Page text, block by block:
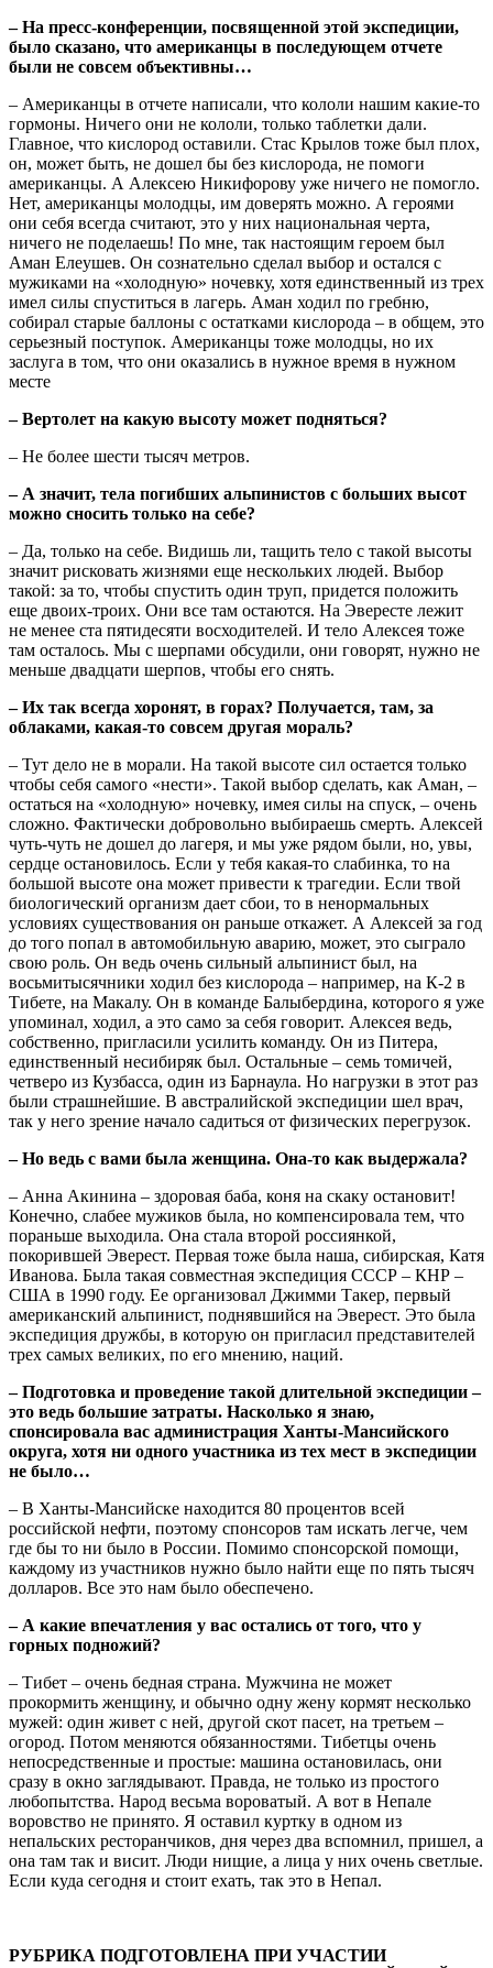
– На пресс-конференции, посвященной этой экспедиции,
было сказано, что американцы в последующем отчете
были не совсем объективны…
– Американцы в отчете написали, что кололи нашим какие-то
гормоны. Ничего они не кололи, только таблетки дали.
Главное, что кислород оставили. Стас Крылов тоже был плох,
он, может быть, не дошел бы без кислорода, не помоги
американцы. А Алексею Никифорову уже ничего не помогло.
Нет, американцы молодцы, им доверять можно. А героями
они себя всегда считают, это у них национальная черта,
ничего не поделаешь! По мне, так настоящим героем был
Аман Елеушев. Он сознательно сделал выбор и остался с
мужиками на «холодную» ночевку, хотя единственный из трех
имел силы спуститься в лагерь. Аман ходил по гребню,
собирал старые баллоны с остатками кислорода – в общем, это
серьезный поступок. Американцы тоже молодцы, но их
заслуга в том, что они оказались в нужное время в нужном
месте
– Вертолет на какую высоту может подняться?
– Не более шести тысяч метров.
– А значит, тела погибших альпинистов с больших высот
можно сносить только на себе?
– Да, только на себе. Видишь ли, тащить тело с такой высоты
значит рисковать жизнями еще нескольких людей. Выбор
такой: за то, чтобы спустить один труп, придется положить
еще двоих-троих. Они все там остаются. На Эвересте лежит
не менее ста пятидесяти восходителей. И тело Алексея тоже
там осталось. Мы с шерпами обсудили, они говорят, нужно не
меньше двадцати шерпов, чтобы его снять.
– Их так всегда хоронят, в горах? Получается, там, за
облаками, какая-то совсем другая мораль?
– Тут дело не в морали. На такой высоте сил остается только
чтобы себя самого «нести». Такой выбор сделать, как Аман, –
остаться на «холодную» ночевку, имея силы на спуск, – очень
сложно. Фактически добровольно выбираешь смерть. Алексей
чуть-чуть не дошел до лагеря, и мы уже рядом были, но, увы,
сердце остановилось. Если у тебя какая-то слабинка, то на
большой высоте она может привести к трагедии. Если твой
биологический организм дает сбои, то в ненормальных
условиях существования он раньше откажет. А Алексей за год
до того попал в автомобильную аварию, может, это сыграло
свою роль. Он ведь очень сильный альпинист был, на
восьмитысячники ходил без кислорода – например, на К-2 в
Тибете, на Макалу. Он в команде Балыбердина, которого я уже
упоминал, ходил, а это само за себя говорит. Алексея ведь,
собственно, пригласили усилить команду. Он из Питера,
единственный несибиряк был. Остальные – семь томичей,
четверо из Кузбасса, один из Барнаула. Но нагрузки в этот раз
были страшнейшие. В австралийской экспедиции шел врач,
так у него зрение начало садиться от физических перегрузок.
– Но ведь с вами была женщина. Она-то как выдержала?
– Анна Акинина – здоровая баба, коня на скаку остановит!
Конечно, слабее мужиков была, но компенсировала тем, что
пораньше выходила. Она стала второй россиянкой,
покорившей Эверест. Первая тоже была наша, сибирская, Катя
Иванова. Была такая совместная экспедиция СССР – КНР –
США в 1990 году. Ее организовал Джимми Такер, первый
американский альпинист, поднявшийся на Эверест. Это была
экспедиция дружбы, в которую он пригласил представителей
трех самых великих, по его мнению, наций.
– Подготовка и проведение такой длительной экспедиции –
это ведь большие затраты. Насколько я знаю,
спонсировала вас администрация Ханты-Мансийского
округа, хотя ни одного участника из тех мест в экспедиции
не было…
– В Ханты-Мансийске находится 80 процентов всей
российской нефти, поэтому спонсоров там искать легче, чем
где бы то ни было в России. Помимо спонсорской помощи,
каждому из участников нужно было найти еще по пять тысяч
долларов. Все это нам было обеспечено.
– А какие впечатления у вас остались от того, что у
горных подножий?
– Тибет – очень бедная страна. Мужчина не может
прокормить женщину, и обычно одну жену кормят несколько
мужей: один живет с ней, другой скот пасет, на третьем –
огород. Потом меняются обязанностями. Тибетцы очень
непосредственные и простые: машина остановилась, они
сразу в окно заглядывают. Правда, не только из простого
любопытства. Народ весьма вороватый. А вот в Непале
воровство не принято. Я оставил куртку в одном из
непальских ресторанчиков, дня через два вспомнил, пришел, а
она там так и висит. Люди нищие, а лица у них очень светлые.
Если куда сегодня и стоит ехать, так это в Непал.
РУБРИКА ПОДГОТОВЛЕНА ПРИ УЧАСТИИ